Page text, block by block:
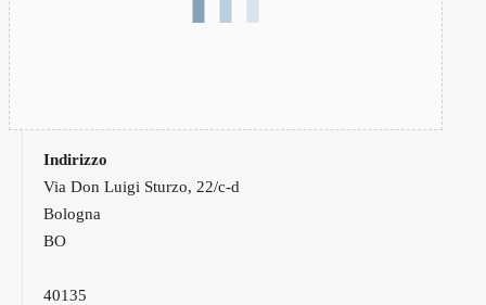
Indirizzo
Via Don Luigi Sturzo, 22/c-d
Bologna
BO
40135